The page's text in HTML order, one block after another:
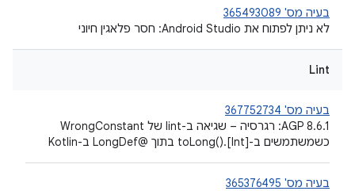
בעיה מס' 365493089
לא ניתן לפתוח את Android Studio: חסר פלאגין חיוני
Lint
בעיה מס' 367752734
AGP 8.6.1: רגרסיה – שגיאה ב-lint של WrongConstant
כשמשתמשים ב-[Int].toLong()‎ בתוך @LongDef ב-Kotlin
בעיה מס' 365376495